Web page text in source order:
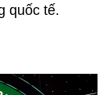
quốc tế.